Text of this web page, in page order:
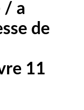
/ a
de
11